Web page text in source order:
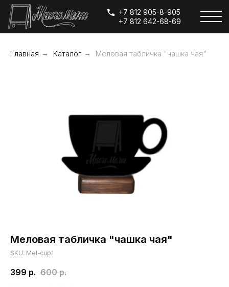
+7 812 905-8-905
+7 812 642-68-69
Главная → Каталог → Меловая табличка "чашка чая"
Меловая табличка "чашка чая"
SKU: Mel-cup1
399 р. 600 р.